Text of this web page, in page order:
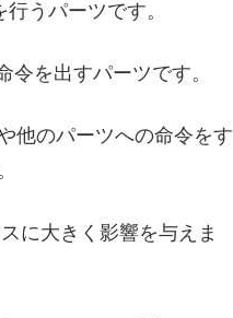
うパーツです。
を出すパーツです。
他のパーツへの命令をす
に大きく影響を与えま